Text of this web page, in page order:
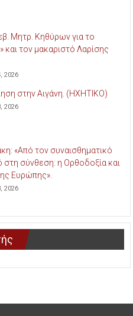
Μητρ. Κηθύρων για το
και τον μακαριστό Λαρίσης
2026
στην Αιγάνη. (ΗΧΗΤΙΚΟ)
2026
«Από τον συναισθηματικό
στη σύνθεση: η Ορθοδοξία και
Ευρώπης».
2026